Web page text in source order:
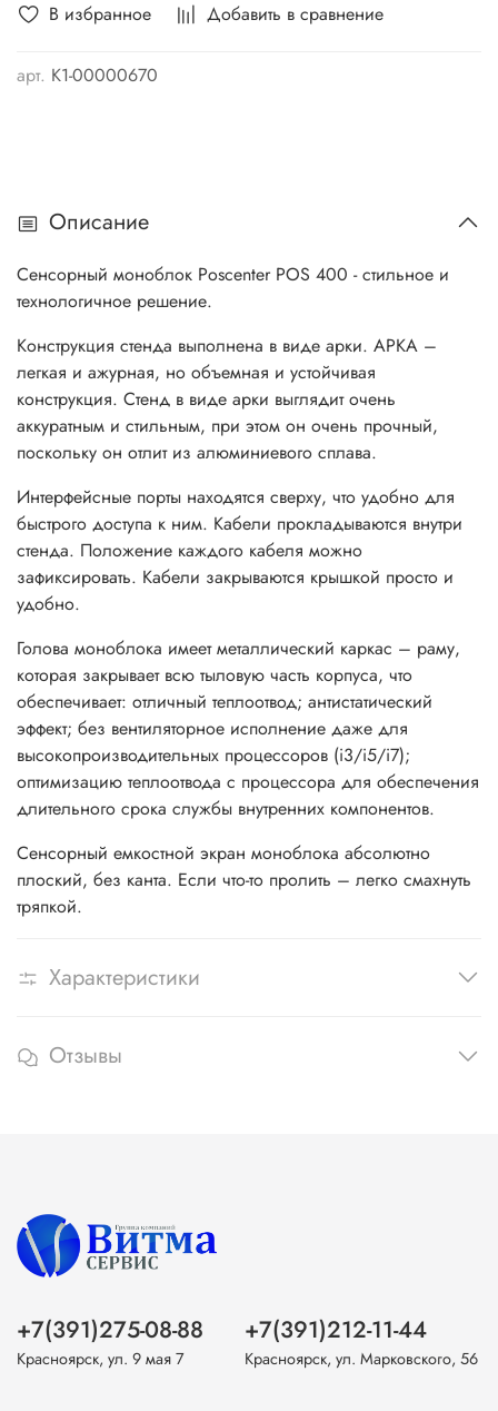
В избранное Добавить в сравнение
арт. K1-00000670
Описание
Сенсорный моноблок Poscenter POS 400 - стильное и
технологичное решение.
Конструкция стенда выполнена в виде арки. АРКА –
легкая и ажурная, но объемная и устойчивая
конструкция. Стенд в виде арки выглядит очень
аккуратным и стильным, при этом он очень прочный,
поскольку он отлит из алюминиевого сплава.
Интерфейсные порты находятся сверху, что удобно для
быстрого доступа к ним. Кабели прокладываются внутри
стенда. Положение каждого кабеля можно
зафиксировать. Кабели закрываются крышкой просто и
удобно.
Голова моноблока имеет металлический каркас – раму,
которая закрывает всю тыловую часть корпуса, что
обеспечивает: отличный теплоотвод; антистатический
эффект; без вентиляторное исполнение даже для
высокопроизводительных процессоров (i3/i5/i7);
оптимизацию теплоотвода с процессора для обеспечения
длительного срока службы внутренних компонентов.
Сенсорный емкостной экран моноблока абсолютно
плоский, без канта. Если что-то пролить – легко смахнуть
тряпкой.
Характеристики
Отзывы
+7(391)275-08-88
Красноярск, ул. 9 мая 7
+7(391)212-11-44
Красноярск, ул. Марковского, 56